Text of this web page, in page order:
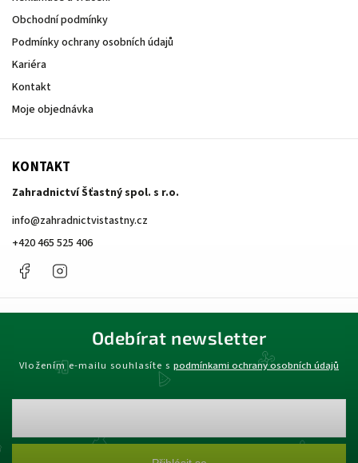
Obchodní podmínky
Podmínky ochrany osobních údajů
Kariéra
Kontakt
Moje objednávka
KONTAKT
Zahradnictví Šťastný spol. s r.o.
info@zahradnictvistastny.cz
+420 465 525 406
Facebook
Odebírat newsletter
Vložením e-mailu souhlasíte s podmínkami ochrany osobních údajů